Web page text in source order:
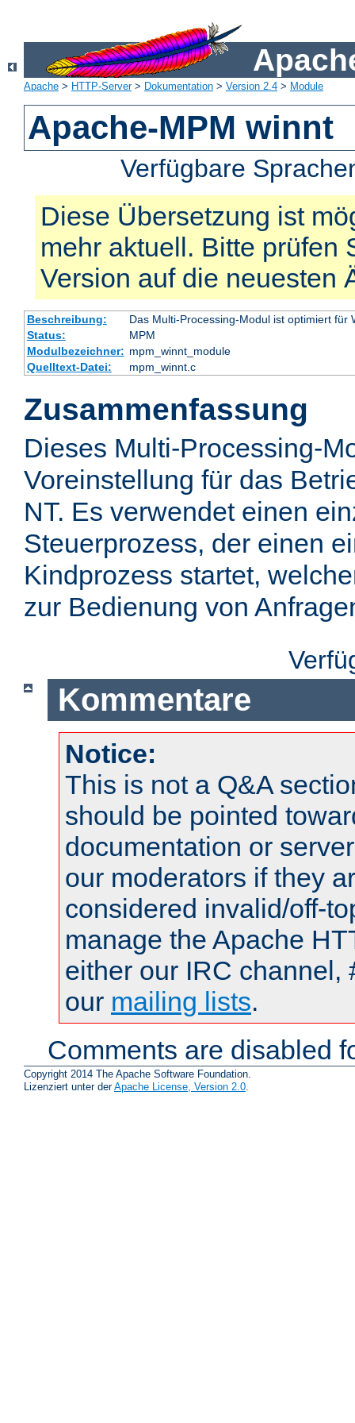
Apache > HTTP-Server> Dokumentation > Version 2.4 > Module
Apache-MPM winnt
Verfügbare
Diese Übersetzung ist
mehr aktuell. Bitte prüfen
Version auf die neuesten
Beschreibung:
Das Multi-Processing-Modul ist optimiert für
Status:
MPM
Modulbezeichner: mpm_winnt_module
Quelltext-Datei:
mpm_winnt.c
Zusammenfassung
Dieses Multi-Processing-
Voreinstellung für das
NT. Es verwendet einen
Steuerprozess, der einen
Kindprozess startet,
zur Bedienung von
Kommentare
Notice:
This is not a Q&A
should be pointed
documentation or
our moderators if they
considered invalid/off-
manage the Apache
either our IRC channel,
our mailing lists.
Comments are disabled
Copyright 2014 The Apache Software Foundation.
Lizenziert unter derApache License, Version 2.0.